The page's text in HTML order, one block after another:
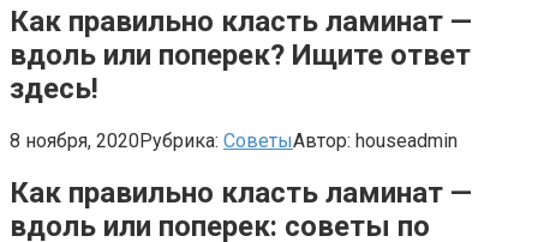
Как правильно класть ламинат —
вдоль или поперек? Ищите ответ
здесь!
8 ноября, 2020Рубрика: СоветыАвтор: houseadmin
Как правильно класть ламинат —
вдоль или поперек: советы по